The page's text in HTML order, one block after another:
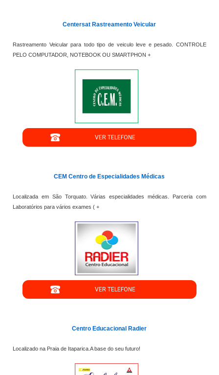
Centersat Rastreamento Veicular
Rastreamento Veicular para todo tipo de veiculo leve e pesado. CONTROLE
PELO COMPUTADOR, NOTEBOOK OU SMARTPHON +
VER TELEFONE
CEM Centro de Especialidades Médicas
Localizada em São Torquato. Várias especialidades médicas. Parceria com
Laboratórios para vários exames ( +
VER TELEFONE
Centro Educacional Radier
Localizado na Praia de Itaparica.A base do seu futuro!